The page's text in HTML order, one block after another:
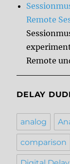
Remote
Remote
DELAY
analog
comparison